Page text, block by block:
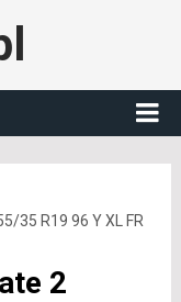
35 R19 96 Y XL FR
2